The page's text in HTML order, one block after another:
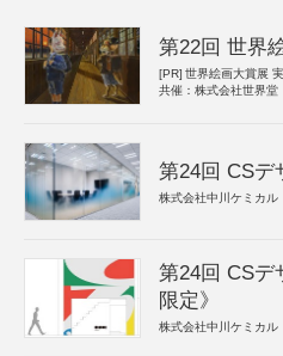
第22回 世界
[PR] 世界絵画大賞展
共催：株式会社世界堂
第24回 CSデ
株式会社中川ケミカル
第24回 CSデ
限定》
株式会社中川ケミカル